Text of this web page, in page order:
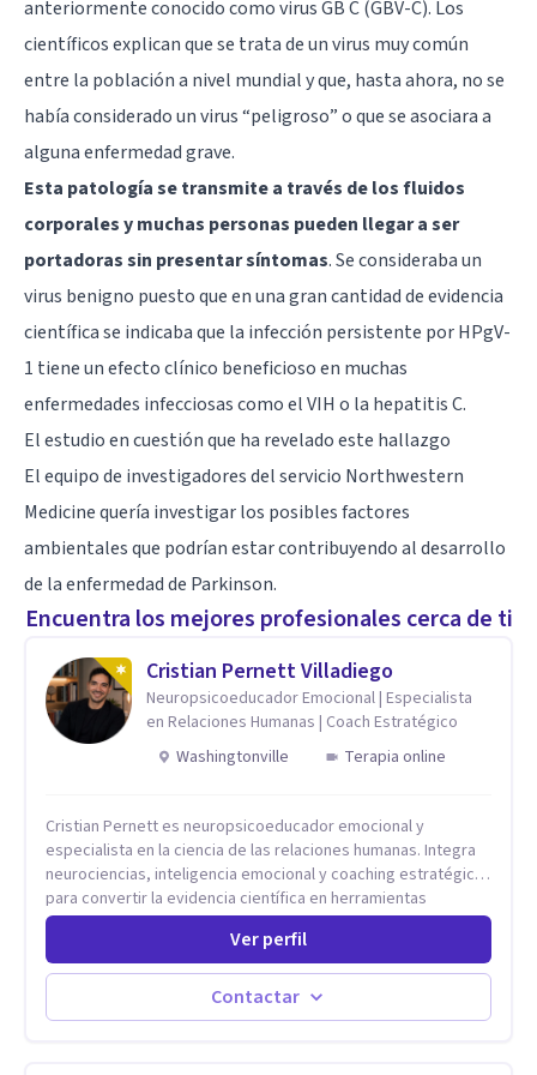
anteriormente conocido como virus GB C (GBV-C). Los
científicos explican que se trata de un virus muy común
entre la población a nivel mundial y que, hasta ahora, no se
había considerado un virus “peligroso” o que se asociara a
alguna enfermedad grave.
Esta patología se transmite a través de los fluidos
corporales y muchas personas pueden llegar a ser
portadoras sin presentar síntomas. Se consideraba un
virus benigno puesto que en una gran cantidad de evidencia
científica se indicaba que la infección persistente por HPgV-
1 tiene un efecto clínico beneficioso en muchas
enfermedades infecciosas como el VIH o la hepatitis C.
El estudio en cuestión que ha revelado este hallazgo
El equipo de investigadores del servicio Northwestern
Medicine quería investigar los posibles factores
ambientales que podrían estar contribuyendo al desarrollo
de la enfermedad de Parkinson.
Encuentra los mejores profesionales cerca de ti
Cristian Pernett Villadiego
Neuropsicoeducador Emocional | Especialista
en Relaciones Humanas | Coach Estratégico
Washingtonville
Terapia online
Cristian Pernett es neuropsicoeducador emocional y
especialista en la ciencia de las relaciones humanas. Integra
neurociencias, inteligencia emocional y coaching estratégico
para convertir la evidencia científica en herramientas
prácticas que mejoran la forma en que las personas viven,
aman, lideran y se comunican. Con más de 20 años de
experiencia, acompaña a personas, parejas y líderes en
procesos de desarrollo personal y profesional. Su trabajo se
centra en la regulación emocional, las relaciones de pareja, la
Ver perfil
Contactar